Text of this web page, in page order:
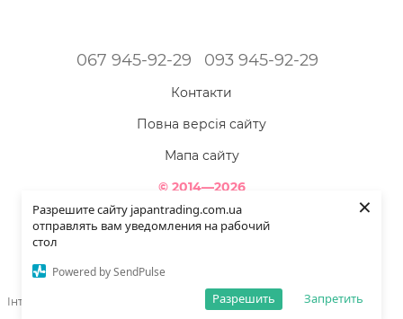
Разрешите сайту japantrading.com.ua
отправлять вам уведомления на рабочий
стол
Powered by SendPulse
Запретить
Разрешить
×
067 945-92-29 093 945-92-29
Контакти
Повна версія сайту
Мапа сайту
© 2014—2026
Інтернет-магазин товарів з Японії - Japan Trading!
Наша краса яскравіша - коли ми повністю здорові!
Інтернет-магазин створений з Хорошоп